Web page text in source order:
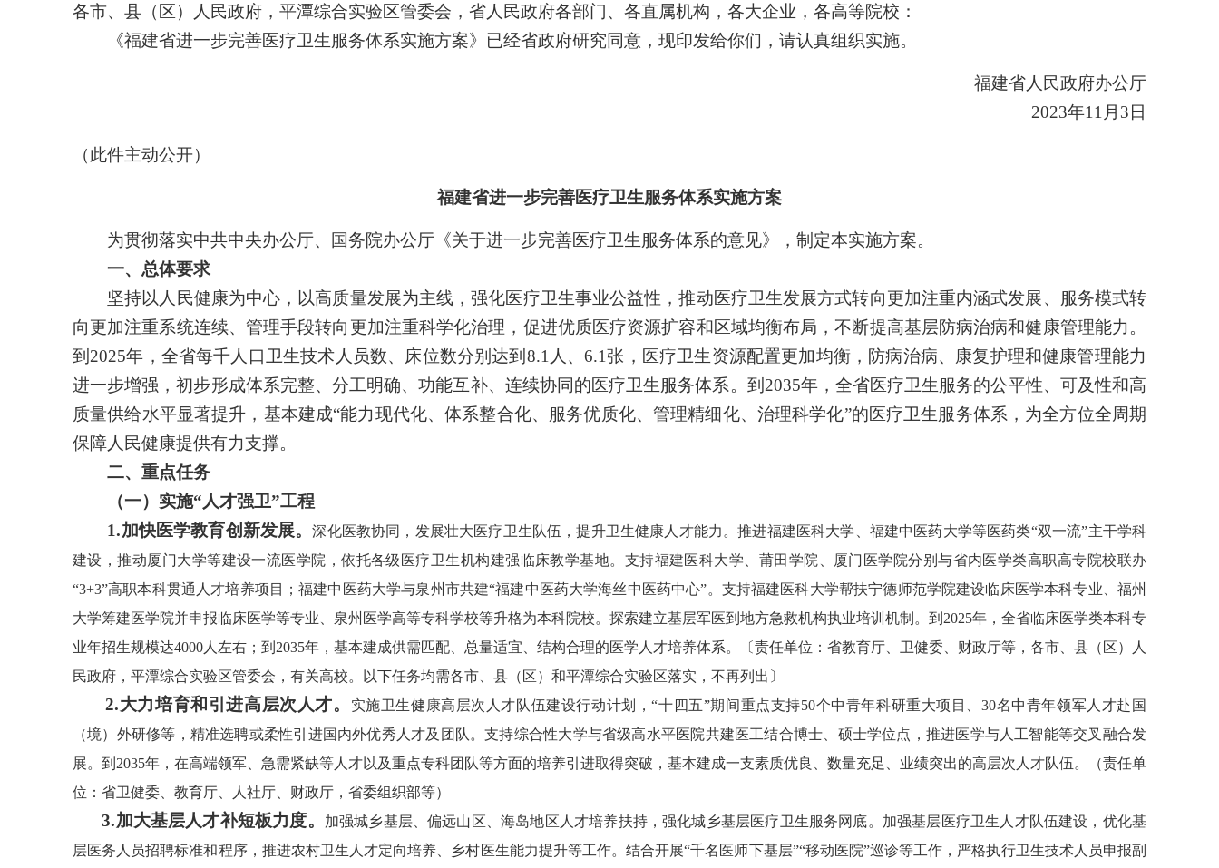
各市、县（区）人民政府，平潭综合实验区管委会，省人民政府各部门、各直属机构，各大企业，各高等院校：
《福建省进一步完善医疗卫生服务体系实施方案》已经省政府研究同意，现印发给你们，请认真组织实施。
福建省人民政府办公厅
2023年11月3日
（此件主动公开）
福建省进一步完善医疗卫生服务体系实施方案
为贯彻落实中共中央办公厅、国务院办公厅《关于进一步完善医疗卫生服务体系的意见》，制定本实施方案。
一、总体要求
坚持以人民健康为中心，以高质量发展为主线，强化医疗卫生事业公益性，推动医疗卫生发展方式转向更加注重内涵式发展、服务模式转
向更加注重系统连续、管理手段转向更加注重科学化治理，促进优质医疗资源扩容和区域均衡布局，不断提高基层防病治病和健康管理能力。
到2025年，全省每千人口卫生技术人员数、床位数分别达到8.1人、6.1张，医疗卫生资源配置更加均衡，防病治病、康复护理和健康管理能力
进一步增强，初步形成体系完整、分工明确、功能互补、连续协同的医疗卫生服务体系。到2035年，全省医疗卫生服务的公平性、可及性和高
质量供给水平显著提升，基本建成“能力现代化、体系整合化、服务优质化、管理精细化、治理科学化”的医疗卫生服务体系，为全方位全周期
保障人民健康提供有力支撑。
二、重点任务
（一）实施“人才强卫”工程
1.加快医学教育创新发展。深化医教协同，发展壮大医疗卫生队伍，提升卫生健康人才能力。推进福建医科大学、福建中医药大学等医药类“双一流”主干学科
建设，推动厦门大学等建设一流医学院，依托各级医疗卫生机构建强临床教学基地。支持福建医科大学、莆田学院、厦门医学院分别与省内医学类高职高专院校联办
“3+3”高职本科贯通人才培养项目；福建中医药大学与泉州市共建“福建中医药大学海丝中医药中心”。支持福建医科大学帮扶宁德师范学院建设临床医学本科专业、福州
大学筹建医学院并申报临床医学等专业、泉州医学高等专科学校等升格为本科院校。探索建立基层军医到地方急救机构执业培训机制。到2025年，全省临床医学类本科专
业年招生规模达4000人左右；到2035年，基本建成供需匹配、总量适宜、结构合理的医学人才培养体系。〔责任单位：省教育厅、卫健委、财政厅等，各市、县（区）人
民政府，平潭综合实验区管委会，有关高校。以下任务均需各市、县（区）和平潭综合实验区落实，不再列出〕
2.大力培育和引进高层次人才。
实施卫生健康高层次人才队伍建设行动计划，“十四五”期间重点支持50个中青年科研重大项目、30名中青年领军人才赴国
（境）外研修等，精准选聘或柔性引进国内外优秀人才及团队。支持综合性大学与省级高水平医院共建医工结合博士、硕士学位点，推进医学与人工智能等交叉融合发
展。到2035年，在高端领军、急需紧缺等人才以及重点专科团队等方面的培养引进取得突破，基本建成一支素质优良、数量充足、业绩突出的高层次人才队伍。（责任单
位：省卫健委、教育厅、人社厅、财政厅，省委组织部等）
3.加大基层人才补短板力度。
加强城乡基层、偏远山区、海岛地区人才培养扶持，强化城乡基层医疗卫生服务网底。加强基层医疗卫生人才队伍建设，优化基
层医务人员招聘标准和程序，推进农村卫生人才定向培养、乡村医生能力提升等工作。结合开展“千名医师下基层”“移动医院”巡诊等工作，严格执行卫生技术人员申报副